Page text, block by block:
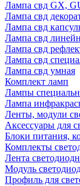
Лампа свд GX,
Лампа свд
Лампа свд
Лампа свд
Лампа свд
Лампа свд
Лампа свд умная
Комплект ламп
Лампы
Лампа
Ленты, модули
Аксессуары для
Блоки питания,
Комплекты
Лента
Модуль
Профиль для